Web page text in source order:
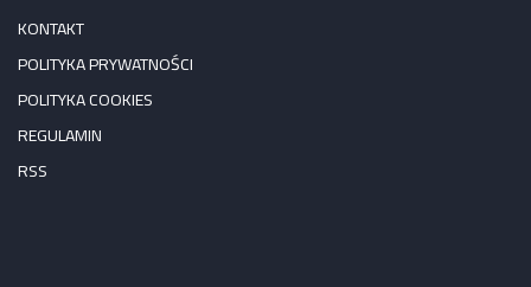
KONTAKT
POLITYKA PRYWATNOŚCI
POLITYKA COOKIES
REGULAMIN
RSS